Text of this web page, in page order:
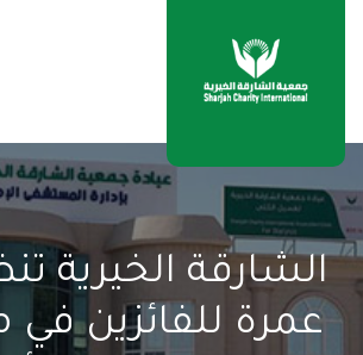
الشارقة الخيرية
عمرة للفائزين